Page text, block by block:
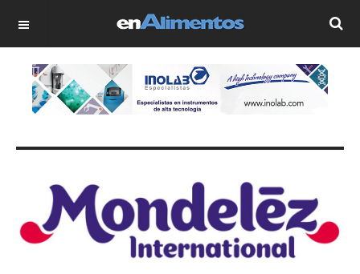
OFF CANVAS